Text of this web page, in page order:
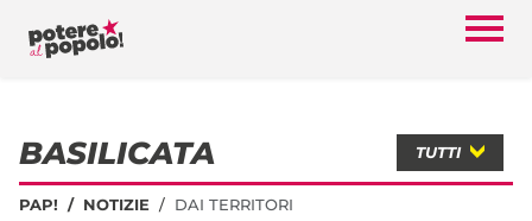
BASILICATA TUTTI
PAP! NOTIZIE DAI TERRITORI